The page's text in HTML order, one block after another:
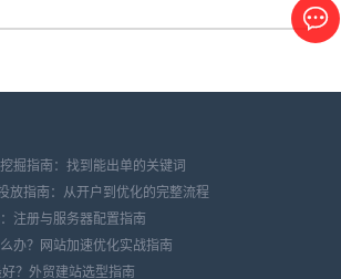
掘指南：找到能出单的关键词
放指南：从开户到优化的完整流程
注册与服务器配置指南
办？网站加速优化实战指南
？外贸建站选型指南